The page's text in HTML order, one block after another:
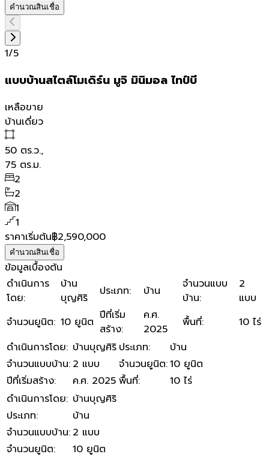
คำนวณสินเชื่อ
1/5
แบบบ้านสไตล์โมเดิร์น มูจิ มินิมอล ไทป์บี
เหลือขาย
บ้านเดี่ยว
50 ตร.ว.,
75 ตร.ม.
2
2
1
1
ราคาเริ่มต้น฿2,590,000
คำนวณสินเชื่อ
ข้อมูลเบื้องต้น
ดำเนินการ
โดย:
บ้าน
บุญศิริ
ประเภท: บ้าน
จำนวนแบบ
บ้าน:
2
แบบ
จำนวนยูนิต: 10 ยูนิต ปีที่เริ่ม
สร้าง:
ค.ศ.
2025
พื้นที่:
10 ไร่
ดำเนินการโดย: บ้านบุญศิริ ประเภท:
บ้าน
จำนวนแบบบ้าน: 2 แบบ จำนวนยูนิต:10 ยูนิต
ปีที่เริ่มสร้าง: ค.ศ. 2025 พื้นที่:
10 ไร่
ดำเนินการโดย: บ้านบุญศิริ
ประเภท:
บ้าน
จำนวนแบบบ้าน: 2 แบบ
จำนวนยูนิต:
10 ยูนิต